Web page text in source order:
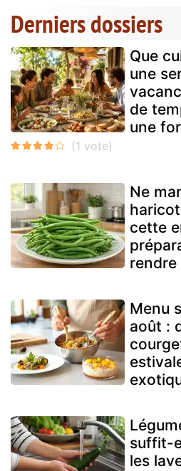
Derniers dossiers
Que
une
de
une
Ne
cette
rendre
Menu
août :
suffit-
les